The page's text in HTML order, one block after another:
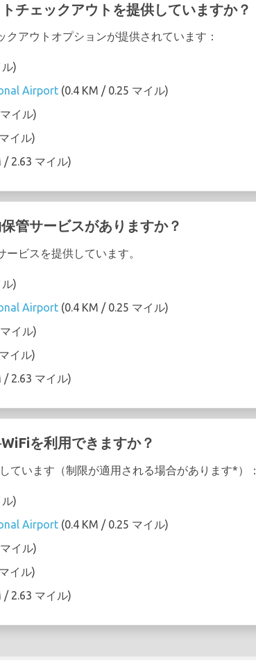
チェックアウトを提供していますか？
アウトオプションが提供されています：
)
Airport (0.4 KM / 0.25 マイル)
イル)
イル)
/ 2.63 マイル)
管サービスがありますか？
ビスを提供しています。
)
Airport (0.4 KM / 0.25 マイル)
イル)
イル)
/ 2.63 マイル)
を利用できますか？
ています（制限が適用される場合があります*）：
)
Airport (0.4 KM / 0.25 マイル)
イル)
イル)
/ 2.63 マイル)